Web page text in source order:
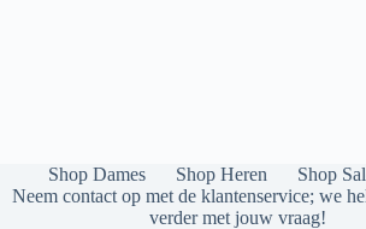
Shop Dames Shop Heren
Shop
Neem contact op met de klantenservice; we
verder met jouw vraag!